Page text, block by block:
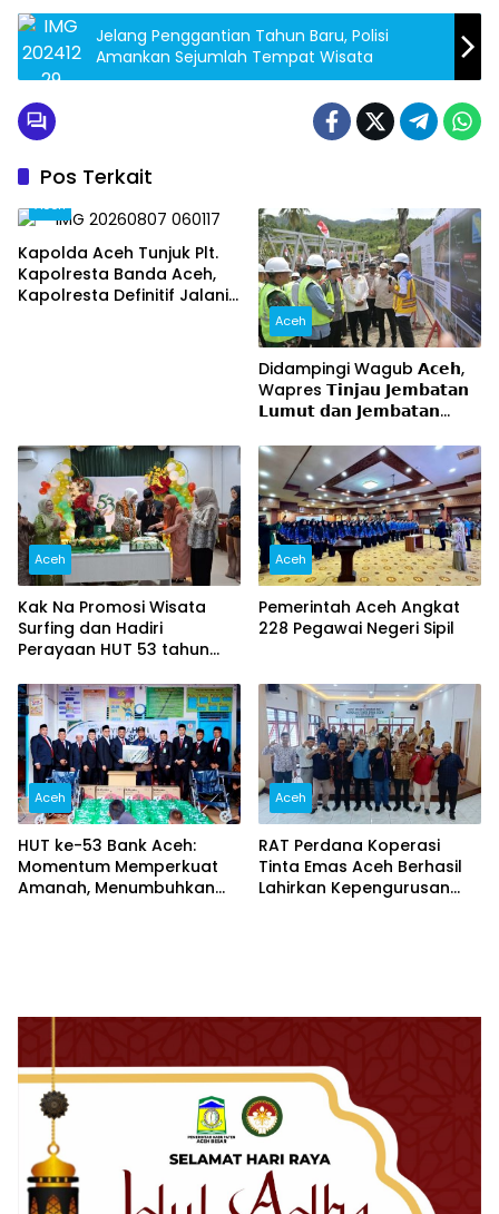
Jelang Penggantian Tahun Baru, Polisi
Amankan Sejumlah Tempat Wisata
Pos Terkait
Aceh
Kapolda Aceh Tunjuk Plt.
Kapolresta Banda Aceh,
Kapolresta Definitif Jalani
Aceh
Didampingi Wagub 𝗔𝗰𝗲𝗵,
Wapres 𝗧𝗶𝗻𝗷𝗮𝘂 𝗝𝗲𝗺𝗯𝗮𝘁𝗮𝗻
𝗟𝘂𝗺𝘂𝘁 𝗱𝗮𝗻 𝗝𝗲𝗺𝗯𝗮𝘁𝗮𝗻
Aceh
Kak Na Promosi Wisata
Surfing dan Hadiri
Perayaan HUT 53 tahun
Aceh
Pemerintah Aceh Angkat
228 Pegawai Negeri Sipil
Aceh
HUT ke-53 Bank Aceh:
Momentum Memperkuat
Amanah, Menumbuhkan
Aceh
RAT Perdana Koperasi
Tinta Emas Aceh Berhasil
Lahirkan Kepengurusan